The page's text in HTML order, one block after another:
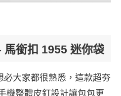
銜扣 1955 迷你袋
必大家都很熟悉，這款超夯
機整體皮釘設計讓包包更